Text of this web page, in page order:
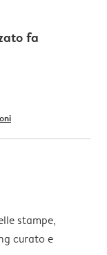
fa
stampe,
curato e